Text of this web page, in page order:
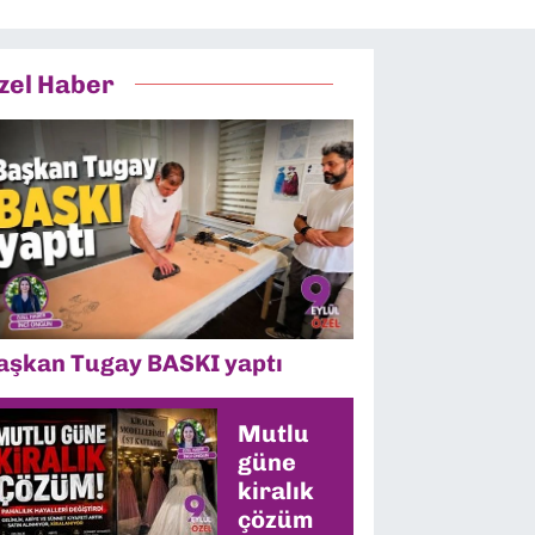
Haber
Tugay BASKI yaptı
Mutlu
güne
kiralık
çözüm